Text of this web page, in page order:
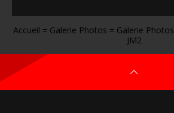
Accueil = Galerie Photos = Galerie Photos
JM2